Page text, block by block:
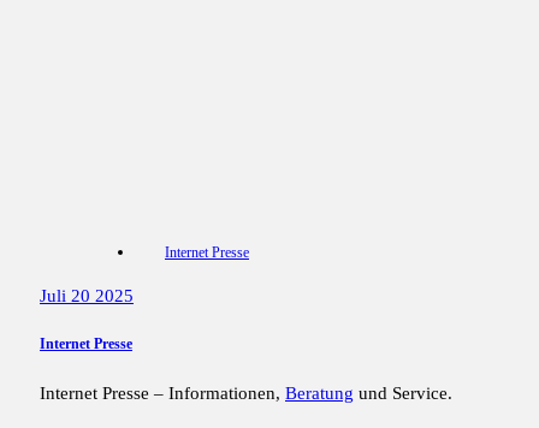
Internet Presse
Juli 20 2025
Internet Presse
Internet Presse – Informationen, Beratung und Service.